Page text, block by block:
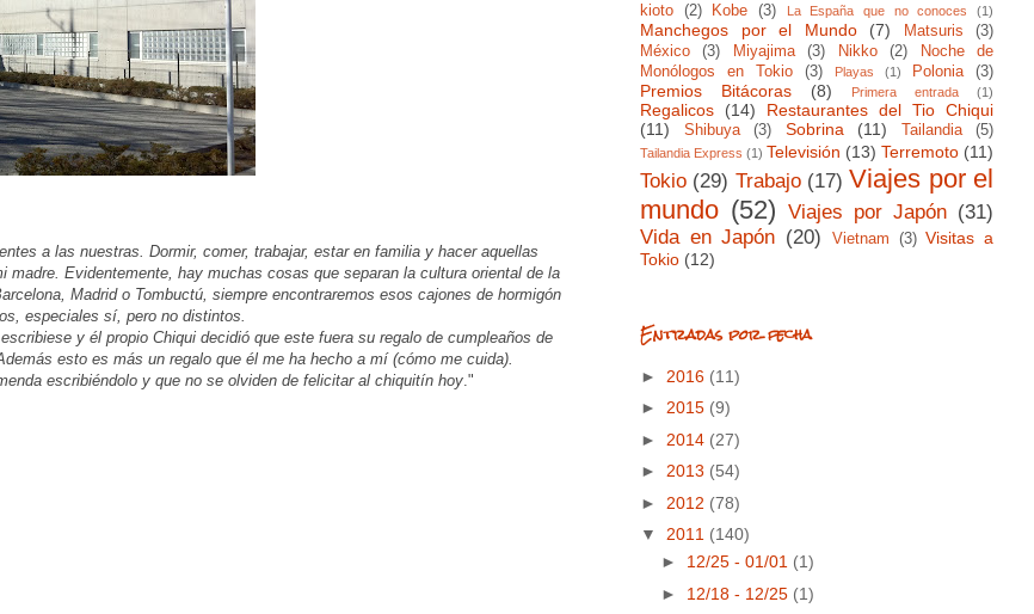
a las nuestras. Dormir, comer, trabajar, estar en familia y hacer aquellas
Evidentemente, hay muchas cosas que separan la cultura oriental de la
Madrid o Tombuctú, siempre encontraremos esos cajones de hormigón
especiales sí, pero no distintos.
y él propio Chiqui decidió que este fuera su regalo de cumpleaños de
esto es más un regalo que él me ha hecho a mí (cómo me cuida).
escribiéndolo y que no se olviden de felicitar al chiquitín hoy."
kioto (2) Kobe (3) La España que no conoces (1)
Manchegos por el Mundo (7) Matsuris
(3)
México
(3) Miyajima (3) Nikko (2)
Noche de
Monólogos en Tokio
(3) Playas (1) Polonia (3)
Premios Bitácoras (8) Primera entrada (1)
Regalicos (14)
Restaurantes del Tio Chiqui
(11)
Shibuya (3) Sobrina (11) Tailandia (5)
Tailandia Express (1) Televisión (13) Terremoto (11)
Tokio (29) Trabajo (17) Viajes por el
mundo (52) Viajes por Japón (31)
Vida en Japón (20) Vietnam (3) Visitas a
Tokio (12)
Entradas por fecha
► 2016 (11)
► 2015 (9)
► 2014 (27)
► 2013 (54)
► 2012 (78)
▼ 2011 (140)
► 12/25 - 01/01 (1)
► 12/18 - 12/25 (1)